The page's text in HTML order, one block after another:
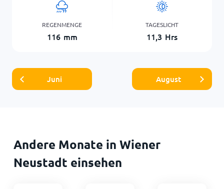
REGENMENGE
116 mm
TAGESLICHT
11,3 Hrs
Juni August
Andere Monate in Wiener
Neustadt einsehen